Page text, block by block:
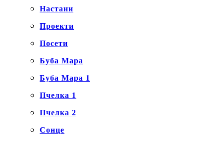
Настани
Проекти
Посети
Буба Мара
Буба Мара 1
Пчелка 1
Пчелка 2
Сонце